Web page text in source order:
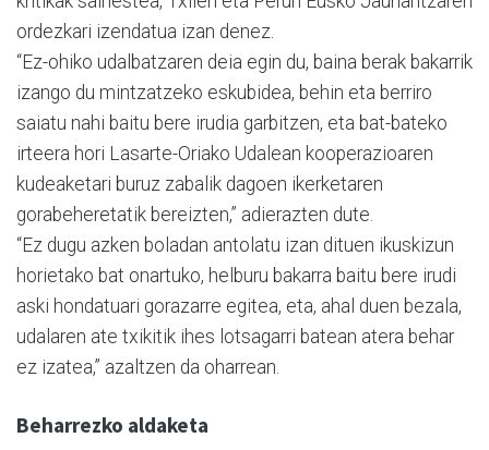
ordezkari izendatua izan denez.
“Ez-ohiko udalbatzaren deia egin du, baina berak bakarrik
izango du mintzatzeko eskubidea, behin eta berriro
saiatu nahi baitu bere irudia garbitzen, eta bat-bateko
irteera hori Lasarte-Oriako Udalean kooperazioaren
kudeaketari buruz zabalik dagoen ikerketaren
gorabeheretatik bereizten,” adierazten dute.
“Ez dugu azken boladan antolatu izan dituen ikuskizun
horietako bat onartuko, helburu bakarra baitu bere irudi
aski hondatuari gorazarre egitea, eta, ahal duen bezala,
udalaren ate txikitik ihes lotsagarri batean atera behar
ez izatea,” azaltzen da oharrean.
Beharrezko aldaketa